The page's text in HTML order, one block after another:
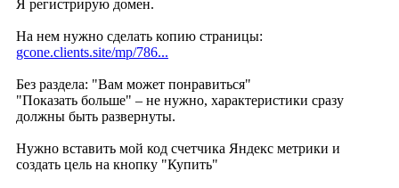
Я регистрирую домен.
На нем нужно сделать копию страницы:
gcone.clients.site/mp/786...
Без раздела: "Вам может понравиться"
"Показать больше" – не нужно, характеристики сразу
должны быть развернуты.
Нужно вставить мой код счетчика Яндекс метрики и
создать цель на кнопку "Купить"